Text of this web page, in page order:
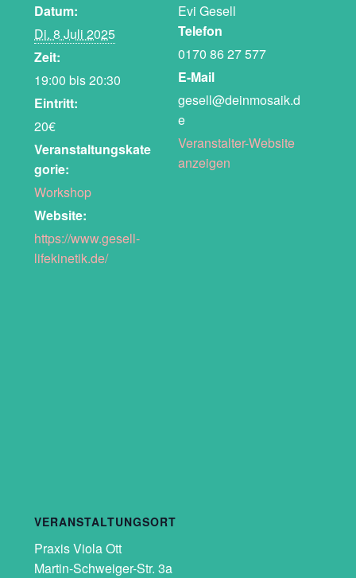
Datum:
Di. 8 Juli 2025
Zeit:
19:00 bis 20:30
Eintritt:
20€
Veranstaltungskate
gorie:
Workshop
Website:
https://www.gesell-
lifekinetik.de/
Evi Gesell
Telefon
0170 86 27 577
E-Mail
gesell@deinmosaik.d
e
Veranstalter-Website
anzeigen
VERANSTALTUNGSORT
Praxis Viola Ott
Martin-Schweiger-Str. 3a